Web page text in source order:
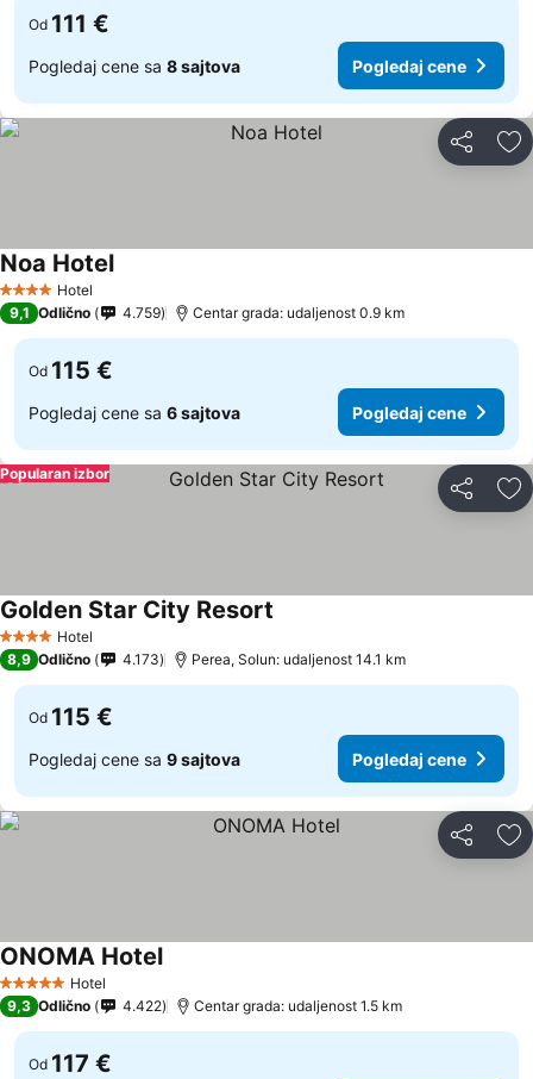
Od 111 €
Pogledaj cene sa 8 sajtova Pogledaj cene
Deli
4 ZvezdiceHotel
Noa Hotel
9,1 Odlično 4.759 Centar grada: udaljenost 0.9 km
Od 115 €
Pogledaj cene sa 6 sajtova Pogledaj cene
Deli
Popularan izbor
4 ZvezdiceHotel
Golden Star City Resort
8,9 Odlično 4.173 Perea, Solun: udaljenost 14.1 km
Od 115 €
Pogledaj cene sa 9 sajtova Pogledaj cene
Deli
5 ZvezdiceHotel
ONOMA Hotel
9,3 Odlično 4.422 Centar grada: udaljenost 1.5 km
Od 117 €